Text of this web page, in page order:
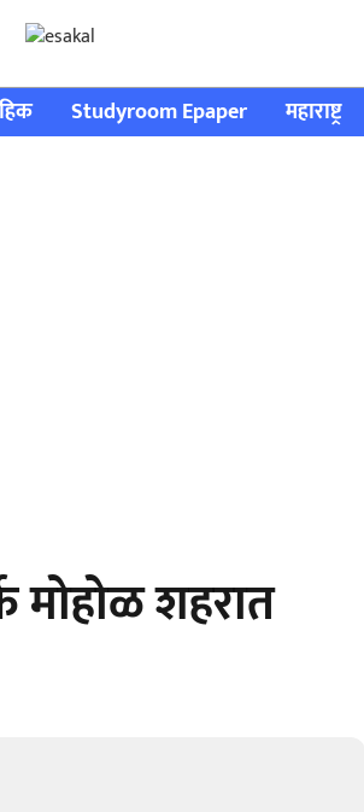
Studyroom Epaper महाराष्ट्र
मोहोळ शहरात